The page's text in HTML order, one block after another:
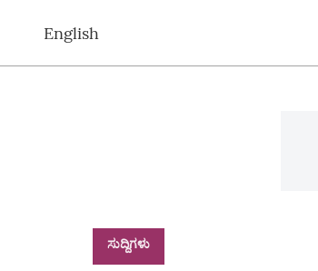
English
ಸುದ್ದಿಗಳು